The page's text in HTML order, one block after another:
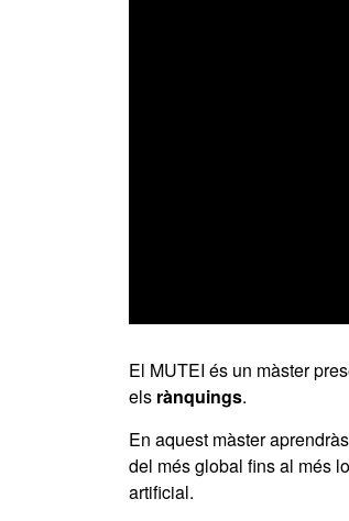
of
seconds Volume
El MUTEI és un màster
els rànquings.
En aquest màster
del més global fins al més
artificial.